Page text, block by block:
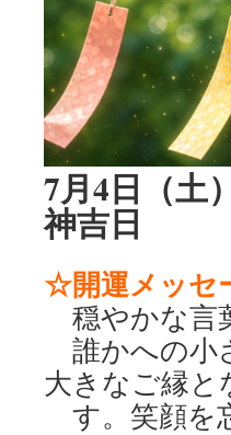
7月4日（土
神吉日
☆開運メッセ
穏やかな言
誰かへの小
大きなご
す。笑顔を